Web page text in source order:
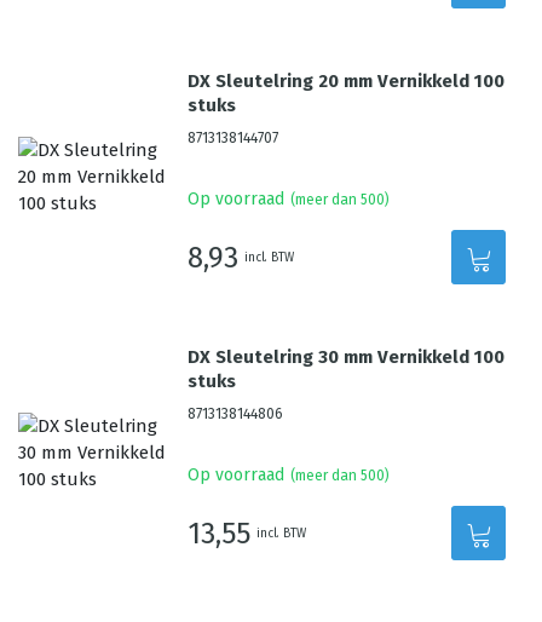
DX Sleutelring 20 mm Vernikkeld 100
stuks
8713138144707
Op voorraad (meer dan 500)
8,93 incl. BTW
DX Sleutelring 30 mm Vernikkeld 100
stuks
8713138144806
Op voorraad (meer dan 500)
13,55 incl. BTW